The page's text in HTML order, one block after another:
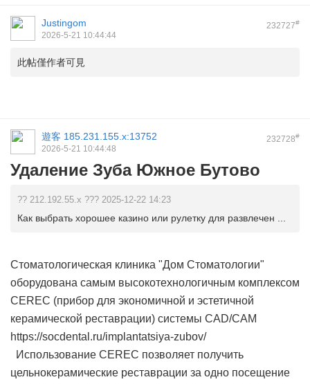
232727#
Justingom
2026-5-21 10:44:44
此帖僅作者可見
232728#
遊客 185.231.155.x:13752
2026-5-21 10:44:48
Удаление Зуба Южное Бутово
?? 212.192.55.x ??? 2025-12-22 14:23
Как выбрать хорошее казино или рулетку для развлечен ...
Стоматологическая клиника "Дом Стоматологии"
оборудована самым высокотехнологичным комплексом
CEREC (прибор для экономичной и эстетичной
керамической реставрации) системы CAD/CAM
https://socdental.ru/implantatsiya-zubov/
Использование CEREC позволяет получить
цельнокерамические реставрации за одно посещение